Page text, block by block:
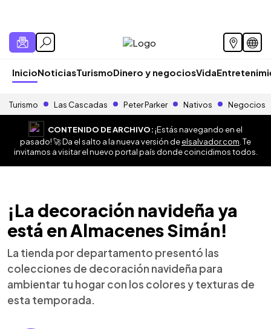
InicioNoticiasTurismoDinero y negociosVida
Turismo Las Cascadas Peter Parker Nativos Negocios
CONTENIDO DE ARCHIVO:¡Estás navegando en el
pasado! 🚀 Da el salto a la nueva versión deelsalvador.com . Te
invitamos a visitar el nuevo portal país donde coincidimos todos.
¡La decoración navideña ya
está en Almacenes Simán!
La tienda por departamento presentó las
colecciones de decoración navideña para
ambientar tu hogar con los colores y texturas de
esta temporada.